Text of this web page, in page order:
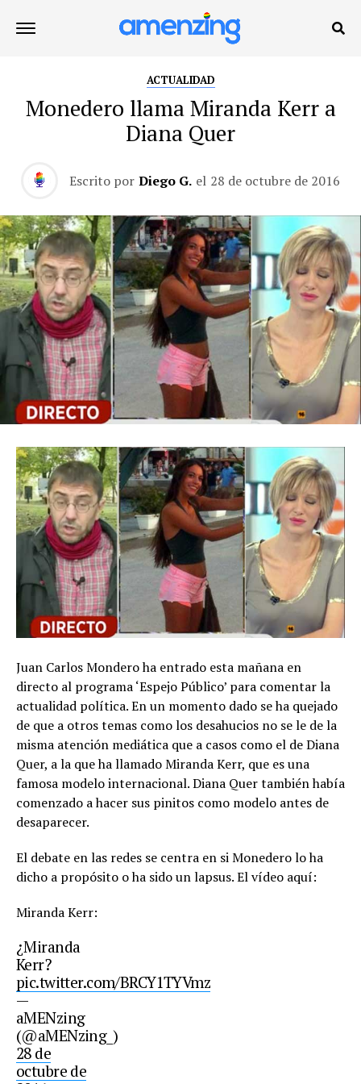
ACTUALIDAD
Monedero llama Miranda Kerr a
Diana Quer
Escrito por Diego G. el 28 de octubre de 2016
Juan Carlos Mondero ha entrado esta mañana en
directo al programa ‘Espejo Público’ para comentar la
actualidad política. En un momento dado se ha quejado
de que a otros temas como los desahucios no se le de la
misma atención mediática que a casos como el de Diana
Quer, a la que ha llamado Miranda Kerr, que es una
famosa modelo internacional. Diana Quer también había
comenzado a hacer sus pinitos como modelo antes de
desaparecer.
El debate en las redes se centra en si Monedero lo ha
dicho a propósito o ha sido un lapsus. El vídeo aquí:
Miranda Kerr:
¿Miranda
Kerr?
pic.twitter.com/BRCY1TYVmz
—
aMENzing
(@aMENzing_)
28 de
octubre de